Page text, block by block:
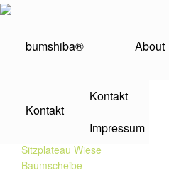
bumshiba® About
Kontakt
Kontakt
Impressum
mit
SERVICE
Sitzplateau Wiese
Baumscheibe